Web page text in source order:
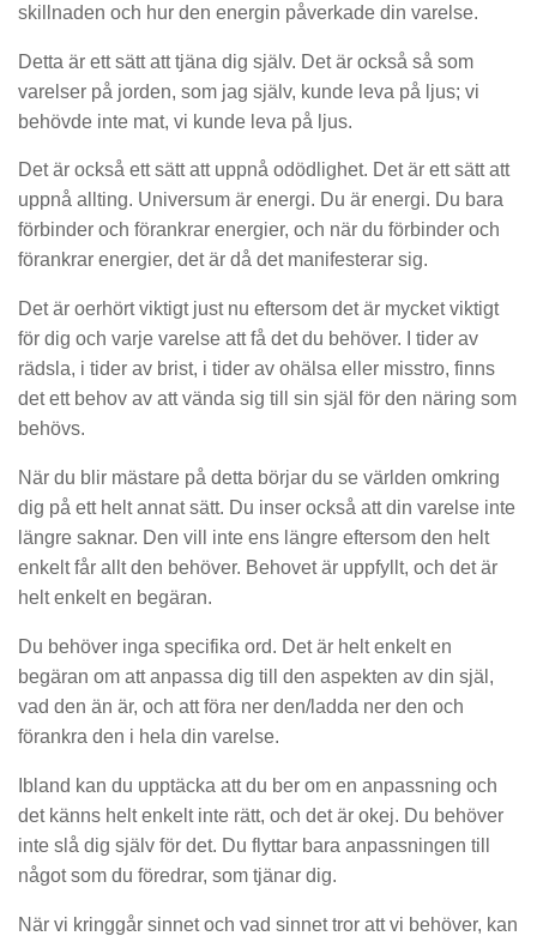
skillnaden och hur den energin påverkade din varelse.
Detta är ett sätt att tjäna dig själv. Det är också så som
varelser på jorden, som jag själv, kunde leva på ljus; vi
behövde inte mat, vi kunde leva på ljus.
Det är också ett sätt att uppnå odödlighet. Det är ett sätt att
uppnå allting. Universum är energi. Du är energi. Du bara
förbinder och förankrar energier, och när du förbinder och
förankrar energier, det är då det manifesterar sig.
Det är oerhört viktigt just nu eftersom det är mycket viktigt
för dig och varje varelse att få det du behöver. I tider av
rädsla, i tider av brist, i tider av ohälsa eller misstro, finns
det ett behov av att vända sig till sin själ för den näring som
behövs.
När du blir mästare på detta börjar du se världen omkring
dig på ett helt annat sätt. Du inser också att din varelse inte
längre saknar. Den vill inte ens längre eftersom den helt
enkelt får allt den behöver. Behovet är uppfyllt, och det är
helt enkelt en begäran.
Du behöver inga specifika ord. Det är helt enkelt en
begäran om att anpassa dig till den aspekten av din själ,
vad den än är, och att föra ner den/ladda ner den och
förankra den i hela din varelse.
Ibland kan du upptäcka att du ber om en anpassning och
det känns helt enkelt inte rätt, och det är okej. Du behöver
inte slå dig själv för det. Du flyttar bara anpassningen till
något som du föredrar, som tjänar dig.
När vi kringgår sinnet och vad sinnet tror att vi behöver, kan